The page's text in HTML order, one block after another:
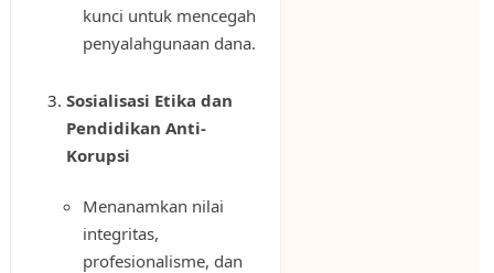
kunci untuk mencegah
penyalahgunaan dana.
Sosialisasi Etika dan
Pendidikan Anti-
Korupsi
Menanamkan nilai
integritas,
profesionalisme, dan